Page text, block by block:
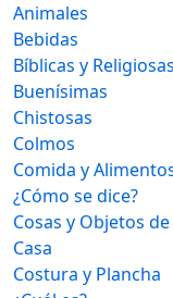
Animales
Bebidas
Bíblicas y Religiosas
Buenísimas
Chistosas
Colmos
Comida y
¿Cómo se dice?
Cosas y Objetos de
Casa
Costura y Plancha